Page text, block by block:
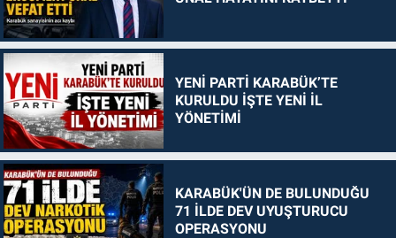
YENİ PARTİ KARABÜK’TE
KURULDU İŞTE YENİ İL
YÖNETİMİ
KARABÜK'ÜN DE BULUNDUĞU
71 İLDE DEV UYUŞTURUCU
OPERASYONU